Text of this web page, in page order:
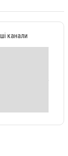
канали